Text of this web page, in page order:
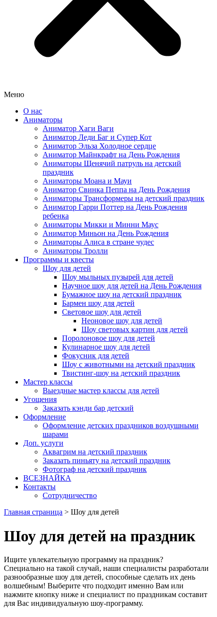
Меню
О нас
Аниматоры
Аниматор Хаги Ваги
Аниматор Леди Баг и Супер Кот
Аниматор Эльза Холодное сердце
Аниматор Майнкрафт на День Рождения
Аниматоры Щенячий патруль на детский
праздник
Аниматоры Моана и Мауи
Аниматор Свинка Пеппа на День Рождения
Аниматоры Трансформеры на детский праздник
Аниматор Гарри Поттер на День Рождения
ребенка
Аниматоры Микки и Минни Маус
Аниматор Миньон на День Рождения
Аниматоры Алиса в стране чудес
Аниматоры Тролли
Программы и квесты
Шоу для детей
Шоу мыльных пузырей для детей
Научное шоу для детей на День Рождения
Бумажное шоу на детский праздник
Бармен шоу для детей
Световое шоу для детей
Неоновое шоу для детей
Шоу световых картин для детей
Поролоновое шоу для детей
Кулинарное шоу для детей
Фокусник для детей
Шоу с животными на детский праздник
Твистинг-шоу на детский праздник
Мастер классы
Выездные мастер классы для детей
Угощения
Заказать кэнди бар детский
Оформление
Оформление детских праздников воздушными
шарами
Доп. услуги
Аквагрим на детский праздник
Заказать пиньяту на детский праздник
Фотограф на детский праздник
ВСЕЗНАЙКА
Контакты
Сотрудничество
Главная страница > Шоу для детей
Шоу для детей на праздник
Ищите увлекательную программу на праздник?
Специально на такой случай, наши специалисты разработали
разнообразные шоу для детей, способные сделать их день
волшебным! Выберите что подходит именно Вам или
нажмите кнопку ниже и специалист по праздникам составит
для Вас индивидуальную шоу-программу.